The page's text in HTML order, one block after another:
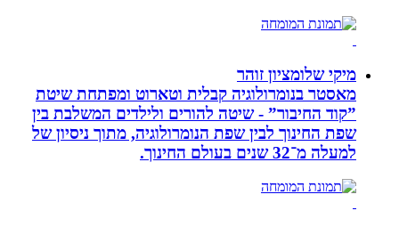
מיקי שלומציון זוהר
מאסטר בנומרולוגיה קבלית וטארוט ומפתחת שיטת
”קוד החיבור” - שיטה להורים ולילדים המשלבת בין
שפת החינוך לבין שפת הנומרולוגיה, מתוך ניסיון של
למעלה מ־32 שנים בעולם החינוך.